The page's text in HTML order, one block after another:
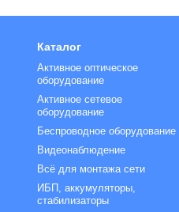
Каталог
Активное оптическое
оборудование
Активное сетевое
оборудование
Беспроводное оборудование
Видеонаблюдение
Всё для монтажа сети
ИБП, аккумуляторы,
стабилизаторы